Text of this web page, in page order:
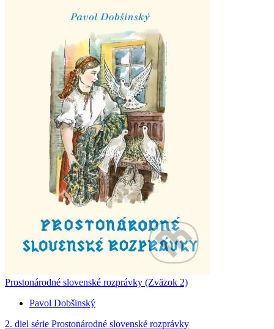
Prostonárodné slovenské rozprávky (Zväzok 2)
Pavol Dobšinský
2. diel série Prostonárodné slovenské rozprávky